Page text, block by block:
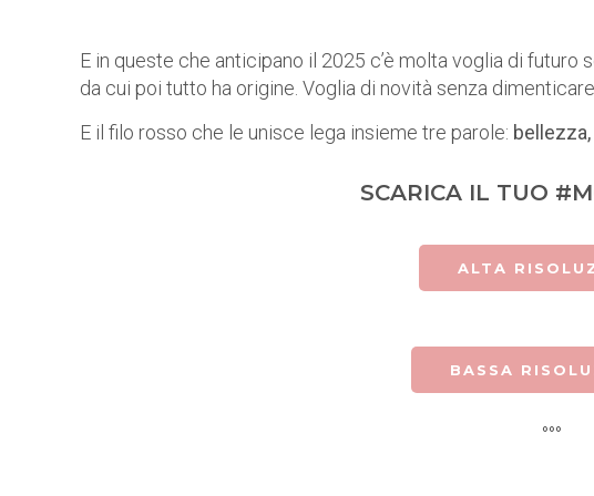
E in queste che anticipano il 2025 c’è molta voglia di
da cui poi tutto ha origine. Voglia di novità senza
E il filo rosso che le unisce lega insieme tre parole:
SCARICA IL TUO
ALTA
BASSA
°°°